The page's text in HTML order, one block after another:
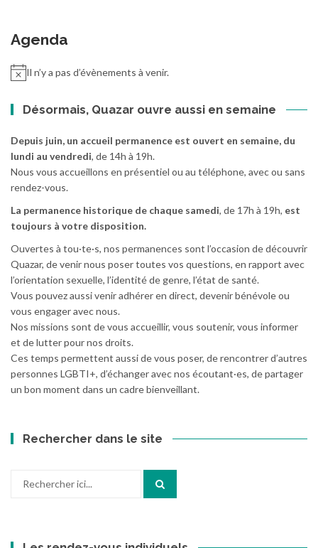
Agenda
Il n’y a pas d’évènements à venir.
Désormais, Quazar ouvre aussi en semaine
Depuis juin, un accueil permanence est ouvert en semaine, du
lundi au vendredi, de 14h à 19h.
Nous vous accueillons en présentiel ou au téléphone, avec ou sans
rendez-vous.
La permanence historique de chaque samedi, de 17h à 19h, est
toujours à votre disposition.
Ouvertes à tou·te·s, nos permanences sont l’occasion de découvrir
Quazar, de venir nous poser toutes vos questions, en rapport avec
l’orientation sexuelle, l’identité de genre, l’état de santé.
Vous pouvez aussi venir adhérer en direct, devenir bénévole ou
vous engager avec nous.
Nos missions sont de vous accueillir, vous soutenir, vous informer
et de lutter pour nos droits.
Ces temps permettent aussi de vous poser, de rencontrer d’autres
personnes LGBTI+, d’échanger avec nos écoutant·es, de partager
un bon moment dans un cadre bienveillant.
Rechercher dans le site